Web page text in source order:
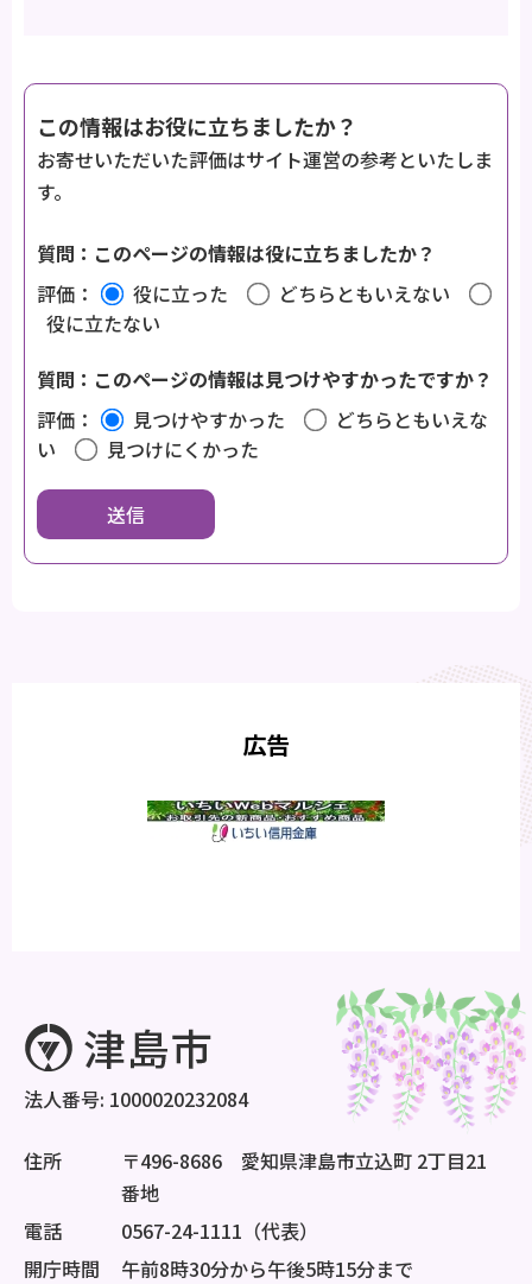
この情報はお役に立ちましたか？
お寄せいただいた評価はサイト運営の参考といたしま
す。
質問：このページの情報は役に立ちましたか？
評価：
役に立った
どちらともいえない
役に立たない
質問：このページの情報は見つけやすかったですか？
評価：
見つけやすかった
どちらともいえな
い
見つけにくかった
広告
法人番号: 1000020232084
住所
〒496-8686 愛知県津島市立込町 2丁目21
番地
電話
0567-24-1111（代表）
開庁時間
午前8時30分から午後5時15分まで